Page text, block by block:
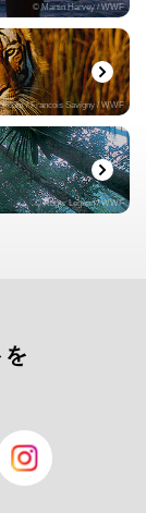
© Martin Harvey / WWF
/ Francois Savigny / WWF
© Roger Leguen / WWF
を